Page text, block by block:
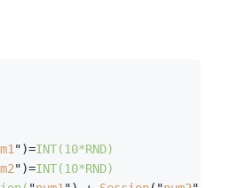
")=INT(10*RND)
")=INT(10*RND)